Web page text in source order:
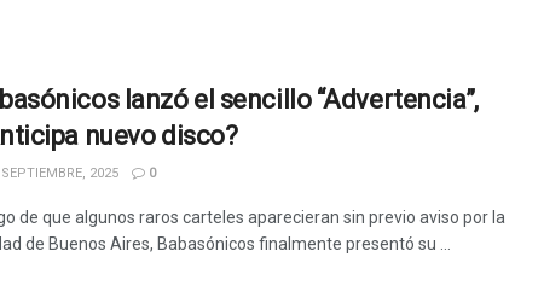
lanzó el sencillo “Advertencia”,
nuevo disco?
2025 0
de que algunos raros carteles aparecieran sin previo aviso por la
de Buenos Aires, Babasónicos finalmente presentó su ...